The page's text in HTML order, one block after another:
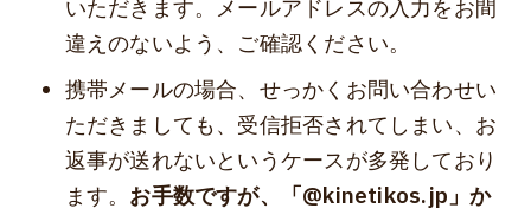
いただきます。メールアドレスの入力をお間
違えのないよう、ご確認ください。
携帯メールの場合、せっかくお問い合わせい
ただきましても、受信拒否されてしまい、お
返事が送れないというケースが多発しており
ます。 お手数ですが、「@kinetikos.jp」か